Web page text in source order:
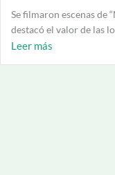
Se filmaron escenas de
destacó el valor de las
Leer más